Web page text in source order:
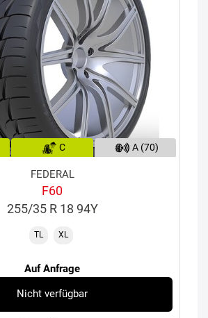
C A (70)
FEDERAL
F60
255/35 R 18 94Y
TL XL
Auf Anfrage
Nicht verfügbar